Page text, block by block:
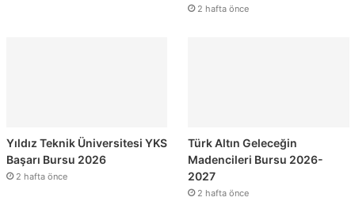
2 hafta önce
Yıldız Teknik Üniversitesi YKS
Başarı Bursu 2026
2 hafta önce
Türk Altın Geleceğin
Madencileri Bursu 2026-
2027
2 hafta önce